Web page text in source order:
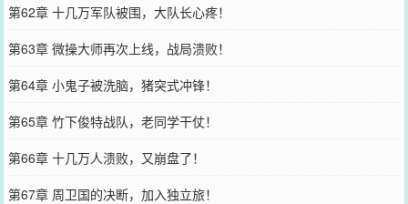
第62章 十几万军队被围，大队长心疼！
第63章 微操大师再次上线，战局溃败！
第64章 小鬼子被洗脑，猪突式冲锋！
第65章 竹下俊特战队，老同学干仗！
第66章 十几万人溃败，又崩盘了！
第67章 周卫国的决断，加入独立旅！